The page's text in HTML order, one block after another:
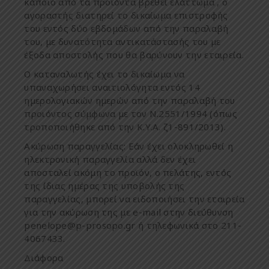
αγοραστής διατηρεί το δικαίω μα επιστροφής
του εντός δύο εβδο μάδων από την παραλαβή
του, με δυνατότητα αντικατάστασής του με
έξοδα αποστολής που θα βαρύνουν την εταιρεία.
Ο καταναλωτής έχει το δικαίωμα να
υπαναχωρήσει αναιτιολόγητα εντός 14
ημερολογιακών ημερών από την παραλαβή του
προιόντος σύμφωνα με τον Ν.2551/1994 (όπως
τροποποιήθηκε από την Κ.Υ.Α. ζ1-891/2013).
Ακύρωση παραγγελίας: Eάν έχει ολοκληρωθεί η
ηλεκτρονική παραγγελία αλλά δεν έχει
αποσταλεί ακόμ η το προϊόν, ο πελάτης, εντός
της ίδιας η μέρας της υποβολής της
παραγγελίας , μπορεί να ειδοποιήσει την εταιρεία
για την ακύρωση της με e-mail στην διεύθυνση
penelope@p-prosopo.gr ή τηλεφωνικά στο 211-
4067433.
Διάφορα